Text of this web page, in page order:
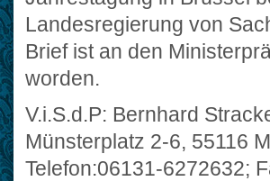
Landesregierung von
Brief ist an den
worden.
V.i.S.d.P: Bernhard
Münsterplatz 2-6, 55116
Telefon:06131-6272632;